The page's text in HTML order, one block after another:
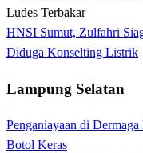
HNSI Sumut, Zulfahri
Diduga Konselting Listrik
Lampung Selatan
Penganiayaan di
Botol Keras